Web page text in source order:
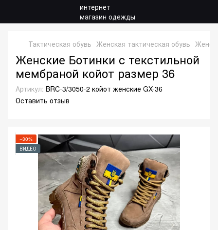
Тактическая обувь Женская тактическая обувь
Женские Ботинки с текстильной
мембраной койот размер 36
Артикул: BRC-3/3050-2 койот женские GX-36
Оставить отзыв
−30%
ВИДЕО